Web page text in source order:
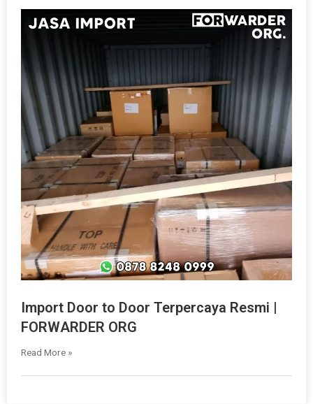
Import Door to Door Terpercaya Resmi |
FORWARDER ORG
Read More »